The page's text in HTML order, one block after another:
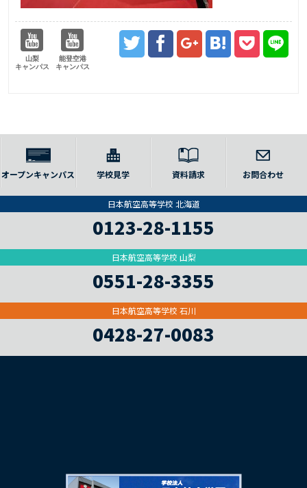
山梨
キャンパス
能登空港
キャンパス
オープンキャンパス 学校見学 資料請求 お問合わせ
日本航空高等学校 北海道
0123-28-1155
日本航空高等学校 山梨
0551-28-3355
日本航空高等学校 石川
0428-27-0083